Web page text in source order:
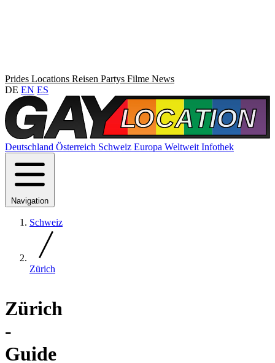
Prides Locations Reisen Partys Filme News
DE EN ES
Deutschland Österreich Schweiz Europa Weltweit Infothek
Navigation
Schweiz
Zürich
Zürich
-
Guide